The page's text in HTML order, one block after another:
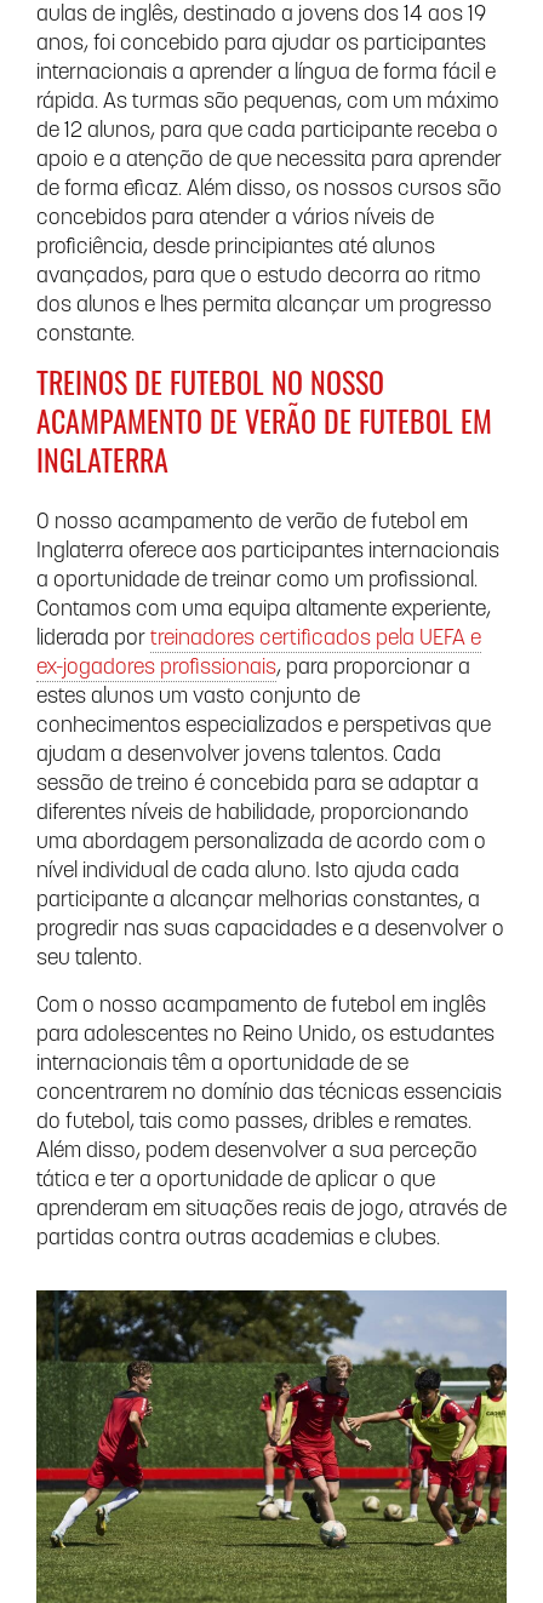
aulas de inglês, destinado a jovens dos 14 aos 19
anos, foi concebido para ajudar os participantes
internacionais a aprender a língua de forma fácil e
rápida. As turmas são pequenas, com um máximo
de 12 alunos, para que cada participante receba o
apoio e a atenção de que necessita para aprender
de forma eficaz. Além disso, os nossos cursos são
concebidos para atender a vários níveis de
proficiência, desde principiantes até alunos
avançados, para que o estudo decorra ao ritmo
dos alunos e lhes permita alcançar um progresso
constante.
TREINOS DE FUTEBOL NO NOSSO
ACAMPAMENTO DE VERÃO DE FUTEBOL EM
INGLATERRA
O nosso acampamento de verão de futebol em
Inglaterra oferece aos participantes internacionais
a oportunidade de treinar como um profissional.
Contamos com uma equipa altamente experiente,
liderada por treinadores certificados pela UEFA e
ex-jogadores profissionais, para proporcionar a
estes alunos um vasto conjunto de
conhecimentos especializados e perspetivas que
ajudam a desenvolver jovens talentos. Cada
sessão de treino é concebida para se adaptar a
diferentes níveis de habilidade, proporcionando
uma abordagem personalizada de acordo com o
nível individual de cada aluno. Isto ajuda cada
participante a alcançar melhorias constantes, a
progredir nas suas capacidades e a desenvolver o
seu talento.
Com o nosso acampamento de futebol em inglês
para adolescentes no Reino Unido, os estudantes
internacionais têm a oportunidade de se
concentrarem no domínio das técnicas essenciais
do futebol, tais como passes, dribles e remates.
Além disso, podem desenvolver a sua perceção
tática e ter a oportunidade de aplicar o que
aprenderam em situações reais de jogo, através de
partidas contra outras academias e clubes.